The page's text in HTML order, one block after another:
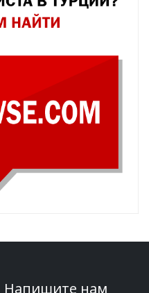
Напишите нам